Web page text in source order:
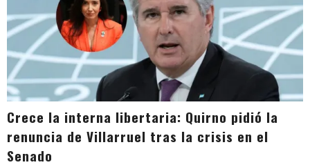
Crece la interna libertaria: Quirno pidió la
renuncia de Villarruel tras la crisis en el
Senado